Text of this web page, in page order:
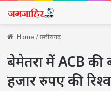
Home/छत्तीसगढ़
बेमेतरा में ACB की
हजार रुपए की